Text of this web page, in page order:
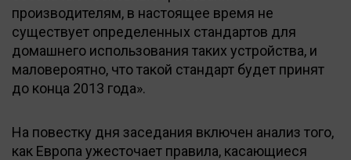
производителям, в настоящее время не
существует определенных стандартов для
домашнего использования таких устройства, и
маловероятно, что такой стандарт будет принят
до конца 2013 года».
На повестку дня заседания включен анализ того,
как Европа ужесточает правила, касающиеся